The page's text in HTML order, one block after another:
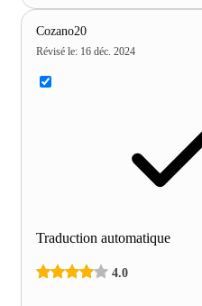
Cozano20
Révisé le: 16 déc. 2024
Traduction automatique
4.0